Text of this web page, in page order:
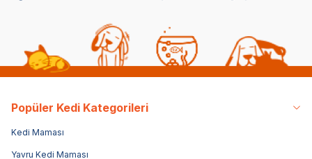
Popüler Kedi Kategorileri
Kedi Maması
Yavru Kedi Maması